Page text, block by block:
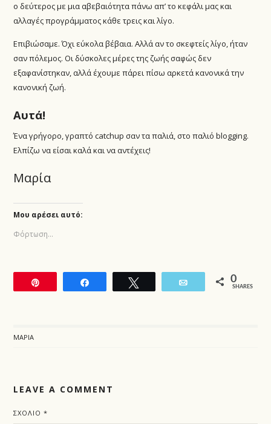
ο δεύτερος με μια αβεβαιότητα πάνω απ’ το κεφάλι μας και
αλλαγές προγράμματος κάθε τρεις και λίγο.
Επιβιώσαμε. Όχι εύκολα βέβαια. Αλλά αν το σκεφτείς λίγο, ήταν
σαν πόλεμος. Οι δύσκολες μέρες της ζωής σαφώς δεν
εξαφανίστηκαν, αλλά έχουμε πάρει πίσω αρκετά κανονικά την
κανονική ζωή.
Αυτά!
Ένα γρήγορο, γραπτό catchup σαν τα παλιά, στο παλιό blogging.
Ελπίζω να είσαι καλά και να αντέχεις!
Μαρία
Μου αρέσει αυτό:
Φόρτωση...
0
SHARES
ΜΑΡΊΑ
LEAVE A COMMENT
ΣΧΌΛΙΟ*